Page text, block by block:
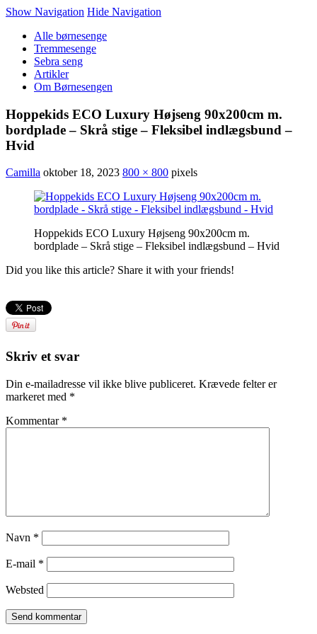
Show Navigation Hide Navigation
Alle børnesenge
Tremmesenge
Sebra seng
Artikler
Om Børnesengen
Hoppekids ECO Luxury Højseng 90x200cm m.
bordplade – Skrå stige – Fleksibel indlægsbund –
Hvid
Camilla oktober 18, 2023 800 × 800 pixels
Hoppekids ECO Luxury Højseng 90x200cm m.
bordplade – Skrå stige – Fleksibel indlægsbund – Hvid
Did you like this article? Share it with your friends!
Skriv et svar
Din e-mailadresse vil ikke blive publiceret. Krævede felter er
markeret med *
Kommentar *
Navn *
E-mail *
Websted